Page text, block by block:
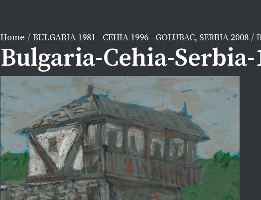
Home / BULGARIA 1981 - CEHIA 1996 - GOLUBAC, SERBIA 2008 /
Bulgaria-Cehia-Serbia-